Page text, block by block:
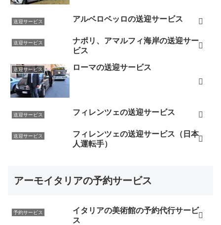
送迎サービス アルベロベッロの送迎サービス
送迎サービス
ナポリ、アマルフィ海岸の送迎サー
ビス
送迎サービス ローマの送迎サービス
送迎サービス フィレンツェの送迎サービス
送迎サービス
フィレンツェの送迎サービス（日本
人運転手）
アーモイタリアの予約サービス
予約サービス
イタリアの美術館の予約代行サービ
ス